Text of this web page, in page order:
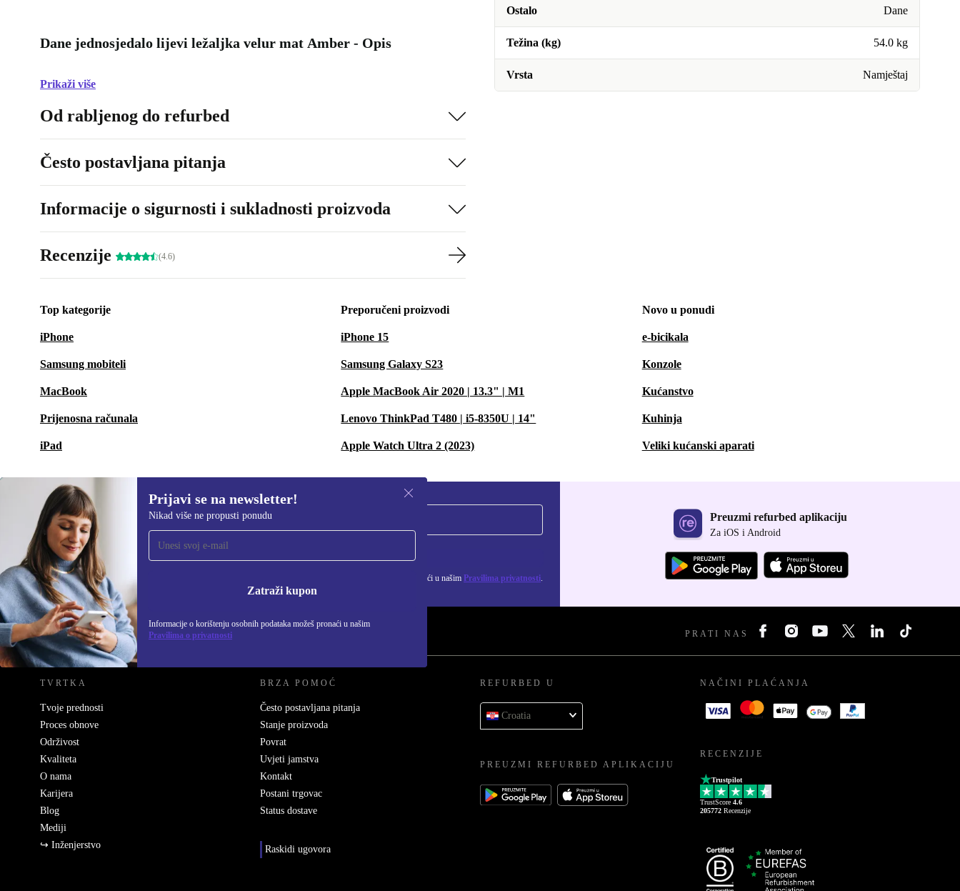
Ostalo Dane
Težina (kg) 54.0 kg
Vrsta Namještaj
Dane jednosjedalo lijevi ležaljka velur mat Amber - Opis
Prikaži više
Od rabljenog do refurbed
Često postavljana pitanja
Informacije o sigurnosti i sukladnosti proizvoda
Recenzije (4.6)
Top kategorije
iPhone
Samsung mobiteli
MacBook
Prijenosna računala
iPad
Preporučeni proizvodi
iPhone 15
Samsung Galaxy S23
Apple MacBook Air 2020 | 13.3" | M1
Lenovo ThinkPad T480 | i5-8350U | 14"
Apple Watch Ultra 2 (2023)
Novo u ponudi
e-bicikala
Konzole
Kućanstvo
Kuhinja
Veliki kućanski aparati
Prijavi se na newsletter!
Nikad više ne propusti ponudu
Zatraži kupon
Informacije o korištenju osobnih podataka možeš pronaći u našim
Pravilima o privatnosti
Prijavi se na newsletter!
Nikad više ne propusti ponudu. Zatraži kupon
Informacije o korištenju osobnih podataka možeš pronaći u našim Pravilima privatnosti.
Preuzmi refurbed aplikaciju
Za iOS i Android
REFURBED HRVATSKA - RETHINK NEW. PRATI NAS
TVRTKA
Tvoje prednosti
Proces obnove
Održivost
Kvaliteta
O nama
Karijera
Blog
Mediji
↪ Inženjerstvo
BRZA POMOĆ
Često postavljana pitanja
Stanje proizvoda
Povrat
Uvjeti jamstva
Kontakt
Postani trgovac
Status dostave
Raskidi ugovora
REFURBED U
Croatia
PREUZMI REFURBED APLIKACIJU
NAČINI PLAĆANJA
RECENZIJE
Trustpilot
TrustScore 4.6
205772 Recenzije